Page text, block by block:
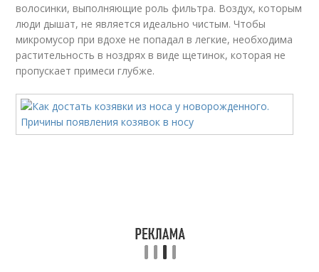
волосинки, выполняющие роль фильтра. Воздух, которым
люди дышат, не является идеально чистым. Чтобы
микромусор при вдохе не попадал в легкие, необходима
растительность в ноздрях в виде щетинок, которая не
пропускает примеси глубже.